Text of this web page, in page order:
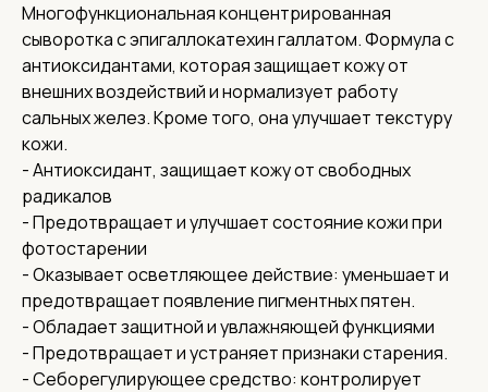
Многофункциональная концентрированная
сыворотка с эпигаллокатехин галлатом. Формула с
антиоксидантами, которая защищает кожу от
внешних воздействий и нормализует работу
сальных желез. Кроме того, она улучшает текстуру
кожи.
- Антиоксидант, защищает кожу от свободных
радикалов
- Предотвращает и улучшает состояние кожи при
фотостарении
- Оказывает осветляющее действие: уменьшает и
предотвращает появление пигментных пятен.
- Обладает защитной и увлажняющей функциями
- Предотвращает и устраняет признаки старения.
- Себорегулирующее средство: контролирует